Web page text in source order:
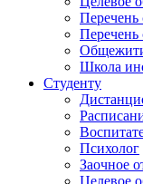
Перечень
Перечень
Школа
Студенту
Психолог
Заочное
Целевое